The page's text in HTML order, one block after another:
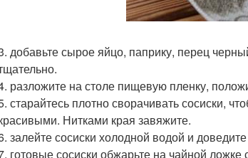
добавьте сырое яйцо, паприку, перец
разложите на столе пищевую пленку,
старайтесь плотно сворачивать сосиски,
Нитками края завяжите.
залейте сосиски холодной водой и
готовые сосиски обжарьте на чайной ложке